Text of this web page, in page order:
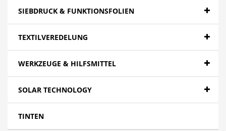
SIEBDRUCK & FUNKTIONSFOLIEN
TEXTILVEREDELUNG
WERKZEUGE & HILFSMITTEL
SOLAR TECHNOLOGY
TINTEN